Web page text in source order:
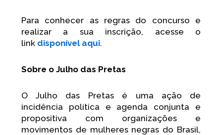
Para conhecer as regras do concurso e
realizar a sua inscrição, acesse o
link disponível aqui.
Sobre o Julho das Pretas
O Julho das Pretas é uma ação de
incidência política e agenda conjunta e
propositiva com organizações e
movimentos de mulheres negras do Brasil,